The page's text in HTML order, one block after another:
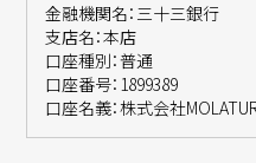
金融機関名：三十三銀行
支店名：本店
口座種別：普通
口座番号：1899389
口座名義：株式会社